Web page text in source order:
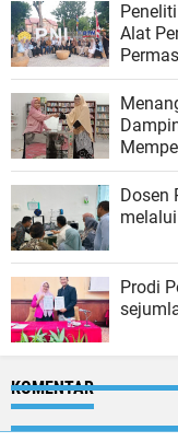
Alat
Aceh
dan
Dosen
Prodi
KOMENTAR